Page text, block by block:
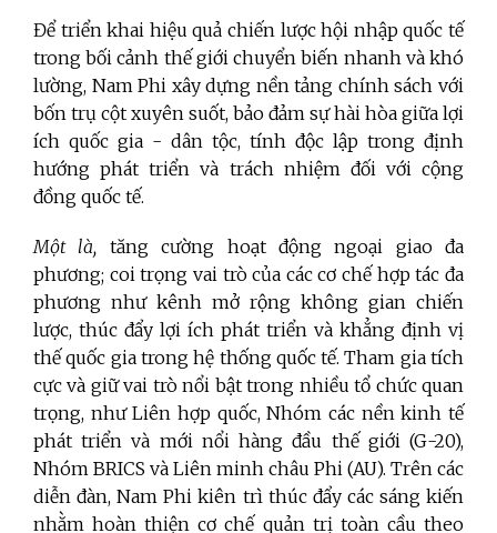
Để triển khai hiệu quả chiến lược hội nhập quốc tế
trong bối cảnh thế giới chuyển biến nhanh và khó
lường, Nam Phi xây dựng nền tảng chính sách với
bốn trụ cột xuyên suốt, bảo đảm sự hài hòa giữa lợi
ích quốc gia - dân tộc, tính độc lập trong định
hướng phát triển và trách nhiệm đối với cộng
đồng quốc tế.
Một là, tăng cường hoạt động ngoại giao đa
phương; coi trọng vai trò của các cơ chế hợp tác đa
phương như kênh mở rộng không gian chiến
lược, thúc đẩy lợi ích phát triển và khẳng định vị
thế quốc gia trong hệ thống quốc tế. Tham gia tích
cực và giữ vai trò nổi bật trong nhiều tổ chức quan
trọng, như Liên hợp quốc, Nhóm các nền kinh tế
phát triển và mới nổi hàng đầu thế giới (G-20),
Nhóm BRICS và Liên minh châu Phi (AU). Trên các
diễn đàn, Nam Phi kiên trì thúc đẩy các sáng kiến
nhằm hoàn thiện cơ chế quản trị toàn cầu theo